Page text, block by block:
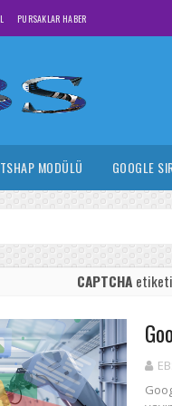
PURSAKLAR HABER
MODÜLÜ GOOGLE
CAPTCHA